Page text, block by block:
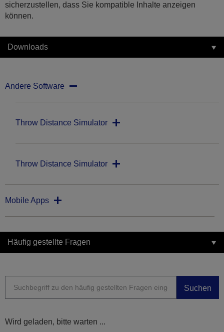
sicherzustellen, dass Sie kompatible Inhalte anzeigen
können.
Downloads
Andere Software
Throw Distance Simulator
Throw Distance Simulator
Mobile Apps
Häufig gestellte Fragen
Suchen
Wird geladen, bitte warten ...